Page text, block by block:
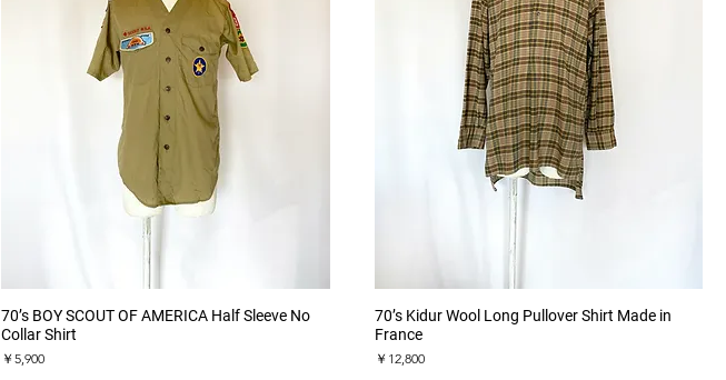
クイックビュー
70’s BOY SCOUT OF AMERICA Half Sleeve No
Collar Shirt
価格
￥5,900
クイックビュー
70’s Kidur Wool Long Pullover Shirt Made in
France
価格
￥12,800